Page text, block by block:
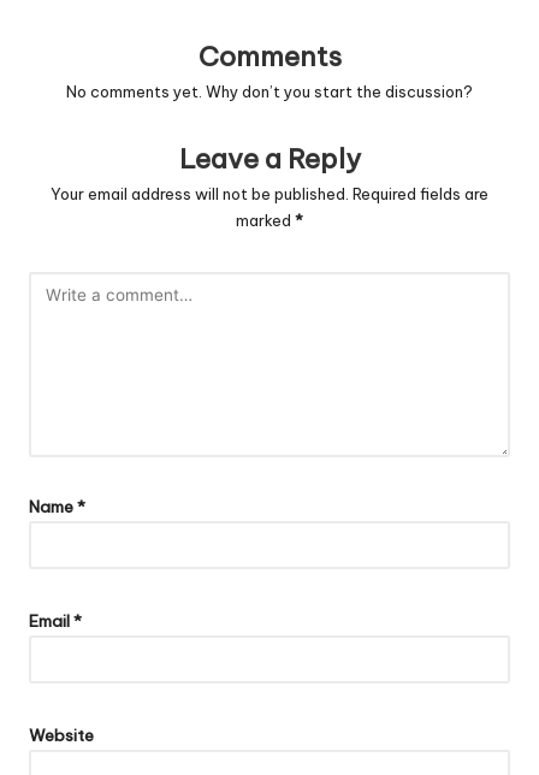
Comments
No comments yet. Why don’t you start the discussion?
Leave a Reply
Your email address will not be published. Required fields are
marked *
Name*
Email*
Website